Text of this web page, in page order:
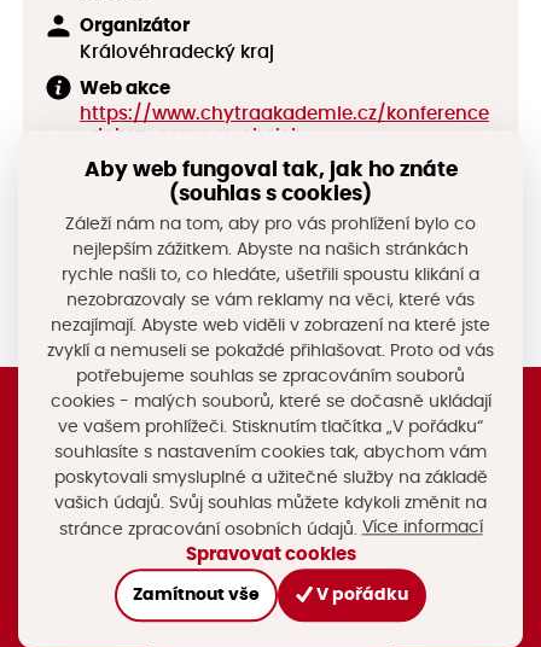
Organizátor
Královéhradecký kraj
Web akce
https://www.chytraakademie.cz/konference
-dobra-praxe-v-obcich
Sdílejte na sociálních sítích
Registrujte si náš newsletter
Nebo nám napište na e-mail
rozvoj@chytryregion.cz
Stáhněte si mobilní aplikaci Chytrý region
Facebook Chytrého regionu
Aby web fungoval tak, jak ho znáte
(souhlas s cookies)
Záleží nám na tom, aby pro vás prohlížení bylo co
nejlepším zážitkem. Abyste na našich stránkách
rychle našli to, co hledáte, ušetřili spoustu klikání a
nezobrazovaly se vám reklamy na věci, které vás
nezajímají. Abyste web viděli v zobrazení na které jste
zvyklí a nemuseli se pokaždé přihlašovat. Proto od vás
potřebujeme souhlas se zpracováním souborů
cookies - malých souborů, které se dočasně ukládají
ve vašem prohlížeči. Stisknutím tlačítka „V pořádku“
souhlasíte s nastavením cookies tak, abychom vám
poskytovali smysluplné a užitečné služby na základě
vašich údajů. Svůj souhlas můžete kdykoli změnit na
stránce zpracování osobních údajů. Více informací
Spravovat cookies
Zamítnout vše V pořádku